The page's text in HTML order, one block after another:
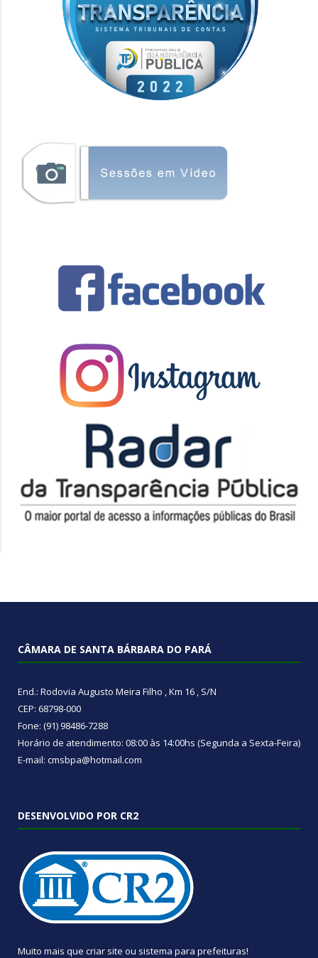
CÂMARA DE SANTA BÁRBARA DO PARÁ
End.: Rodovia Augusto Meira Filho , Km 16 , S/N
CEP: 68798-000
Fone: (91) 98486-7288
Horário de atendimento: 08:00 às 14:00hs (Segunda a Sexta-Feira)
E-mail: cmsbpa@hotmail.com
DESENVOLVIDO POR CR2
Muito mais que criar site ou sistema para prefeituras!